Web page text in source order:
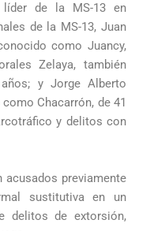
de la MS-13 en
de la MS-13, Juan
como Juancy,
Zelaya, también
y Jorge Alberto
Chacarrón, de 41
y delitos con
acusados ​​previamente
sustitutiva en un
delitos de extorsión,